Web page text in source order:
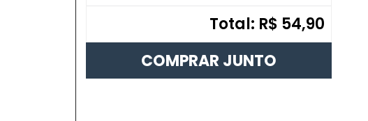
Total: R$ 54,90
COMPRAR JUNTO